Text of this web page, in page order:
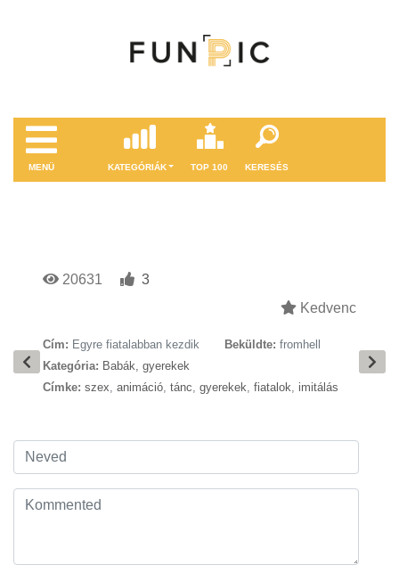
MENÜ KATEGÓRIÁK TOP 100 KERESÉS
20631
3
Kedvenc
Cím: Egyre fiatalabban kezdik Beküldte: fromhell
Kategória: Babák, gyerekek
Címke: szex, animáció, tánc, gyerekek, fiatalok, imitálás